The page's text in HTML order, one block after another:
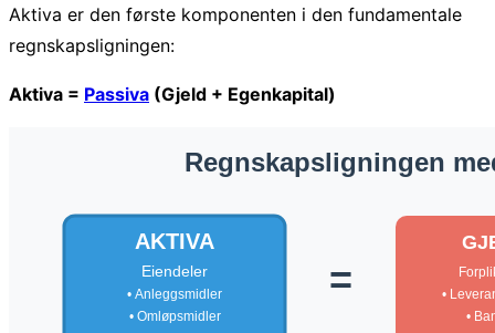
Aktiva er den første komponenten i den fundamentale
regnskapsligningen:
Aktiva = Passiva (Gjeld + Egenkapital)